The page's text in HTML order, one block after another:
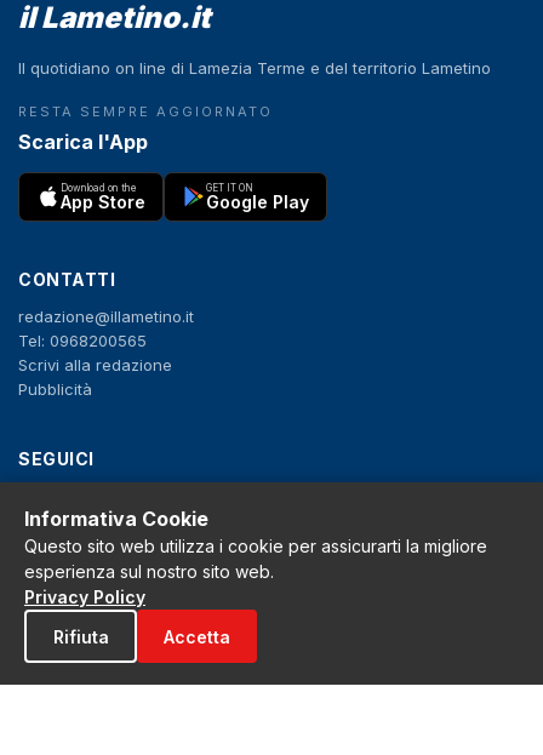
il Lametino.it
Il quotidiano on line di Lamezia Terme e del territorio Lametino
RESTA SEMPRE AGGIORNATO
Scarica l'App
Download on the
App Store
GET IT ON
Google Play
CONTATTI
redazione@illametino.it
Tel: 0968200565
Scrivi alla redazione
Pubblicità
SEGUICI
Privacy Policy
Cookie Policy
Note legali
La Redazione
Informativa Cookie
Questo sito web utilizza i cookie per assicurarti la migliore
esperienza sul nostro sito web.
Privacy Policy
Rifiuta
Accetta